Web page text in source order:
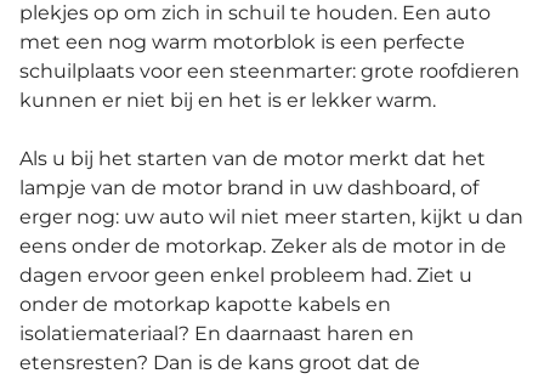
plekjes op om zich in schuil te houden. Een auto
met een nog warm motorblok is een perfecte
schuilplaats voor een steenmarter: grote roofdieren
kunnen er niet bij en het is er lekker warm.
Als u bij het starten van de motor merkt dat het
lampje van de motor brand in uw dashboard, of
erger nog: uw auto wil niet meer starten, kijkt u dan
eens onder de motorkap. Zeker als de motor in de
dagen ervoor geen enkel probleem had. Ziet u
onder de motorkap kapotte kabels en
isolatiemateriaal? En daarnaast haren en
etensresten? Dan is de kans groot dat de